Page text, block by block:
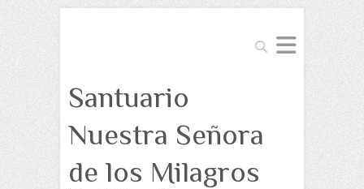
Buscar
Santuario
Nuestra Señora
de los Milagros